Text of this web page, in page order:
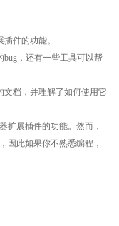
件的功能。
，还有一些工具可以帮
文档，并理解了如何使用它
扩展插件的功能。然而，
因此如果你不熟悉编程，